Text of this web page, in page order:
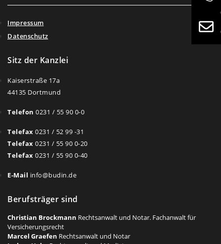
Impressum
Datenschutz
Sitz der Kanzlei
Kaiserstraße 17a
44135 Dortmund
Telefon 0231 / 55 90 0-0
Telefax 0231 / 52 99 -31
Telefax 0231 / 55 90 0-20
Telefax 0231 / 55 90 0-40
E-Mail info@budin.de
Berufsträger sind
Christian Brockmann Rechtsanwalt und Notar. Fachanwalt für
Versicherungsrecht
Marcel Graefen Rechtsanwalt und Notar